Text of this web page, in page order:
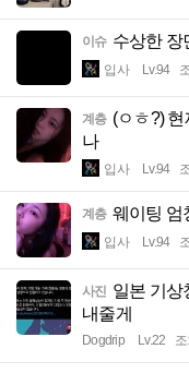
이슈 수상한 장
입사 Lv.94
계층 (ㅇㅎ?)
나
입사 Lv.94
계층 웨이팅 엄
입사 Lv.94
사진 일본 기상
내줄게
Dogdrip Lv.22